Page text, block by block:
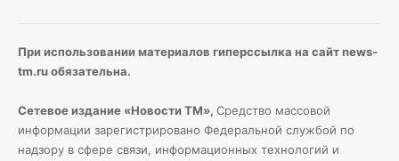
При использовании материалов гиперссылка на сайт news-
tm.ru обязательна.
Сетевое издание «Новости ТМ», Средство массовой
информации зарегистрировано Федеральной службой по
надзору в сфере связи, информационных технологий и